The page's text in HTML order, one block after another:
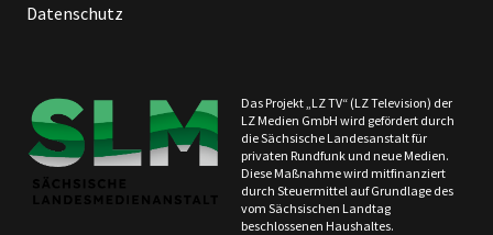
Datenschutz
Das Projekt „LZ TV“ (LZ Television) der
LZ Medien GmbH wird gefördert durch
die Sächsische Landesanstalt für
privaten Rundfunk und neue Medien.
Diese Maßnahme wird mitfinanziert
durch Steuermittel auf Grundlage des
vom Sächsischen Landtag
beschlossenen Haushaltes.